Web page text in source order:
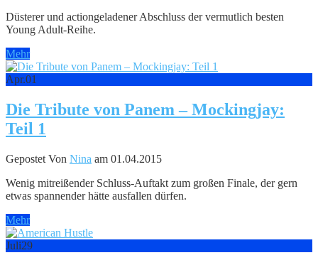
Düsterer und actiongeladener Abschluss der vermutlich besten
Young Adult-Reihe.
Mehr
Apr.01
Die Tribute von Panem – Mockingjay:
Teil 1
Gepostet Von Nina am 01.04.2015
Wenig mitreißender Schluss-Auftakt zum großen Finale, der gern
etwas spannender hätte ausfallen dürfen.
Mehr
Juli29